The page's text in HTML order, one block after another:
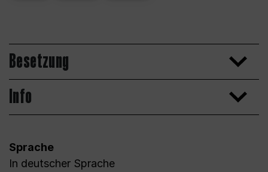
Besetzung
Info
Sprache
In deutscher Sprache